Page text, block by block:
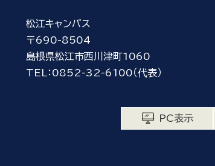
松江キャンパス
〒690-8504
島根県松江市西川津町1060
TEL：0852-32-6100（代表）
PC表示